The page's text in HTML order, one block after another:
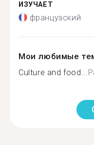
ИЗУЧАЕТ
французский
Мои любимые
Culture and food...